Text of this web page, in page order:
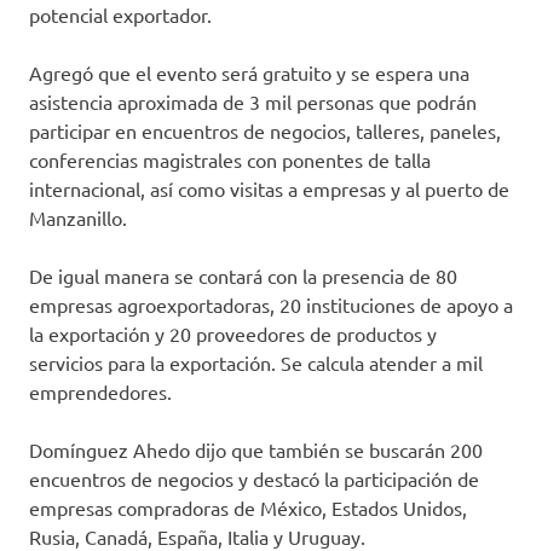
potencial exportador.
Agregó que el evento será gratuito y se espera una
asistencia aproximada de 3 mil personas que podrán
participar en encuentros de negocios, talleres, paneles,
conferencias magistrales con ponentes de talla
internacional, así como visitas a empresas y al puerto de
Manzanillo.
De igual manera se contará con la presencia de 80
empresas agroexportadoras, 20 instituciones de apoyo a
la exportación y 20 proveedores de productos y
servicios para la exportación. Se calcula atender a mil
emprendedores.
Domínguez Ahedo dijo que también se buscarán 200
encuentros de negocios y destacó la participación de
empresas compradoras de México, Estados Unidos,
Rusia, Canadá, España, Italia y Uruguay.